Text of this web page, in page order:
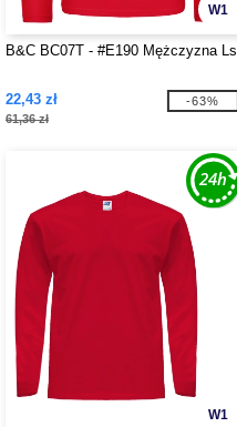
W1
B&C BC07T - #E190 Mężczyzna Lsl
22,43 zł
61,36 zł
-63%
W1